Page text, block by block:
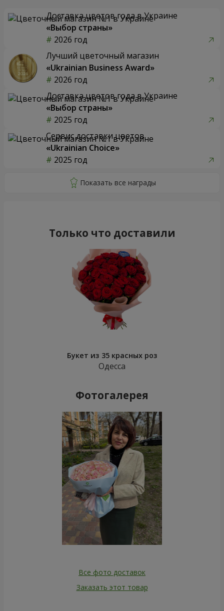
Доставка цветов года в Украине
«Выбор страны»
2026 год
Лучший цветочный магазин
«Ukrainian Business Award»
2026 год
Доставка цветов года в Украине
«Выбор страны»
2025 год
Сервис доставки цветов
«Ukrainian Choice»
2025 год
Только что доставили
Букет из 35 красных роз
Одесса
Фотогалерея
Все фото доставок
Заказать этот товар